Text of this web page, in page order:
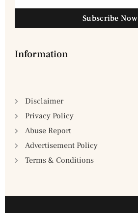
Subscribe Now
Information
Disclaimer
Privacy Policy
Abuse Report
Advertisement Policy
Terms & Conditions